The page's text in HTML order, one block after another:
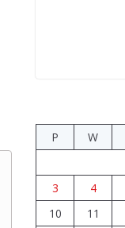
P
W
3
4
10
11